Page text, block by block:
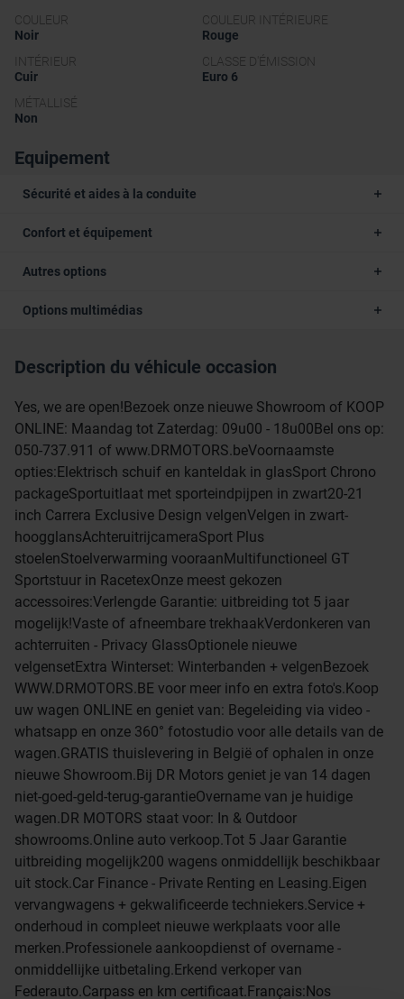
COULEUR
Noir
COULEUR INTÉRIEURE
Rouge
INTÉRIEUR
Cuir
CLASSE D'ÉMISSION
Euro 6
MÉTALLISÉ
Non
Equipement
Sécurité et aides à la conduite
Confort et équipement
Autres options
Options multimédias
Description du véhicule occasion
Yes, we are open!Bezoek onze nieuwe Showroom of KOOP
ONLINE: Maandag tot Zaterdag: 09u00 - 18u00Bel ons op:
050-737.911 of www.DRMOTORS.beVoornaamste
opties:Elektrisch schuif en kanteldak in glasSport Chrono
packageSportuitlaat met sporteindpijpen in zwart20-21
inch Carrera Exclusive Design velgenVelgen in zwart-
hoogglansAchteruitrijcameraSport Plus
stoelenStoelverwarming vooraanMultifunctioneel GT
Sportstuur in RacetexOnze meest gekozen
accessoires:Verlengde Garantie: uitbreiding tot 5 jaar
mogelijk!Vaste of afneembare trekhaakVerdonkeren van
achterruiten - Privacy GlassOptionele nieuwe
velgensetExtra Winterset: Winterbanden + velgenBezoek
WWW.DRMOTORS.BE voor meer info en extra foto's.Koop
uw wagen ONLINE en geniet van: Begeleiding via video -
whatsapp en onze 360° fotostudio voor alle details van de
wagen.GRATIS thuislevering in België of ophalen in onze
nieuwe Showroom.Bij DR Motors geniet je van 14 dagen
niet-goed-geld-terug-garantieOvername van je huidige
wagen.DR MOTORS staat voor: In & Outdoor
showrooms.Online auto verkoop.Tot 5 Jaar Garantie
uitbreiding mogelijk200 wagens onmiddellijk beschikbaar
uit stock.Car Finance - Private Renting en Leasing.Eigen
vervangwagens + gekwalificeerde techniekers.Service +
onderhoud in compleet nieuwe werkplaats voor alle
merken.Professionele aankoopdienst of overname -
onmiddellijke uitbetaling.Erkend verkoper van
Federauto.Carpass en km certificaat.Français:Nos